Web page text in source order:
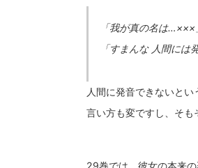
「我が真の名は…×××
「すまんな 人間に
人間に発音できないと
言い方も変ですし、そも
29巻では、彼女の本来の